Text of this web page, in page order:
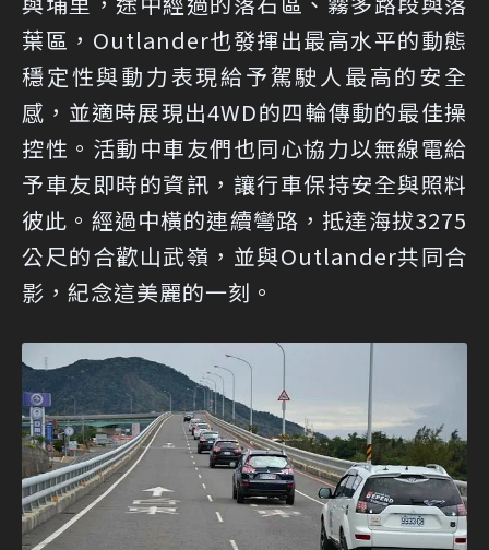
葉區，Outlander也發揮出最高水平的動態
穩定性與動力表現給予駕駛人最高的安全
感，並適時展現出4WD的四輪傳動的最佳操
控性。活動中車友們也同心協力以無線電給
予車友即時的資訊，讓行車保持安全與照料
彼此。經過中橫的連續彎路，抵達海拔3275
公尺的合歡山武嶺，並與Outlander共同合
影，紀念這美麗的一刻。